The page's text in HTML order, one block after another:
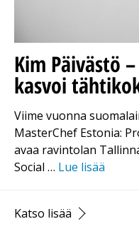
Kim Päivästö
kasvoi
Viime vuonna
MasterChef Estonia:
avaa ravintolan
Social … Lue lisää
Katso lisää